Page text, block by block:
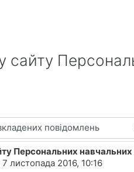
сайту
Персональних
7 листопада 2016, 10:16